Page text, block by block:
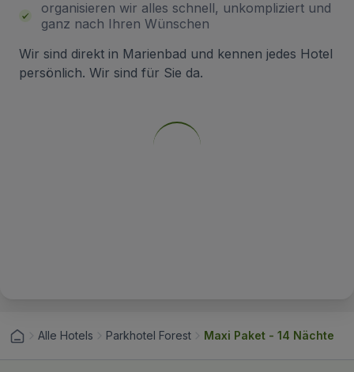
organisieren wir alles schnell, unkompliziert und
ganz nach Ihren Wünschen
Wir sind direkt in Marienbad und kennen jedes Hotel
persönlich. Wir sind für Sie da.
Alle Hotels Parkhotel Forest Maxi Paket - 14 Nächte